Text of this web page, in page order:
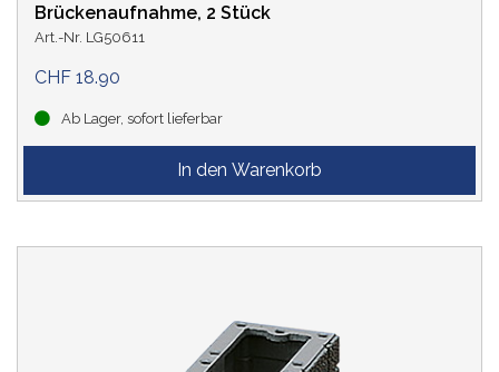
Brückenaufnahme, 2 Stück
Art.-Nr. LG50611
CHF 18.90
Ab Lager, sofort lieferbar